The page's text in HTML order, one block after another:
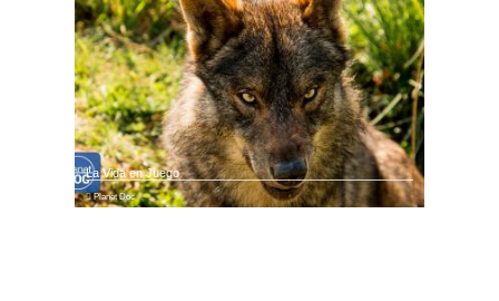
La Vida en Juego
Planet Doc